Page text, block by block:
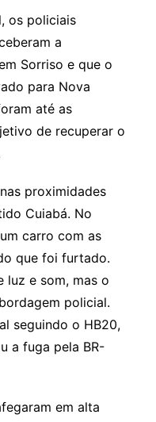
os policiais
a
Sorriso e que o
para Nova
até as
de recuperar o
proximidades
Cuiabá. No
carro com as
que foi furtado.
luz e som, mas o
policial.
seguindo o HB20,
a fuga pela BR-
em alta